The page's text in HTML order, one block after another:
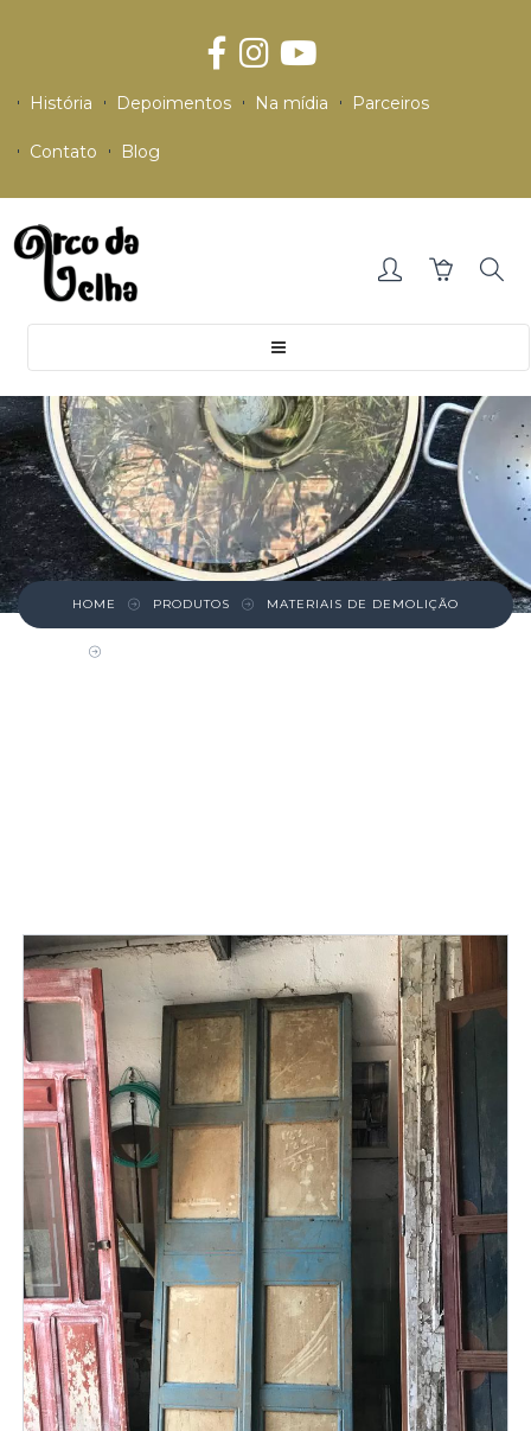
História Depoimentos Na mídia Parceiros
Contato Blog
HOME PRODUTOS MATERIAIS DE DEMOLIÇÃO